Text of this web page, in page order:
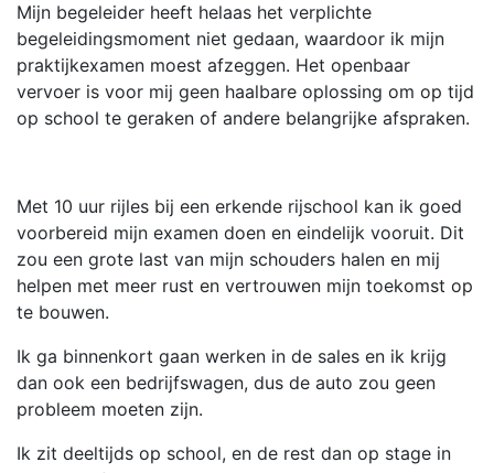
Mijn begeleider heeft helaas het verplichte
begeleidingsmoment niet gedaan, waardoor ik mijn
praktijkexamen moest afzeggen. Het openbaar
vervoer is voor mij geen haalbare oplossing om op tijd
op school te geraken of andere belangrijke afspraken.
Met 10 uur rijles bij een erkende rijschool kan ik goed
voorbereid mijn examen doen en eindelijk vooruit. Dit
zou een grote last van mijn schouders halen en mij
helpen met meer rust en vertrouwen mijn toekomst op
te bouwen.
Ik ga binnenkort gaan werken in de sales en ik krijg
dan ook een bedrijfswagen, dus de auto zou geen
probleem moeten zijn.
Ik zit deeltijds op school, en de rest dan op stage in